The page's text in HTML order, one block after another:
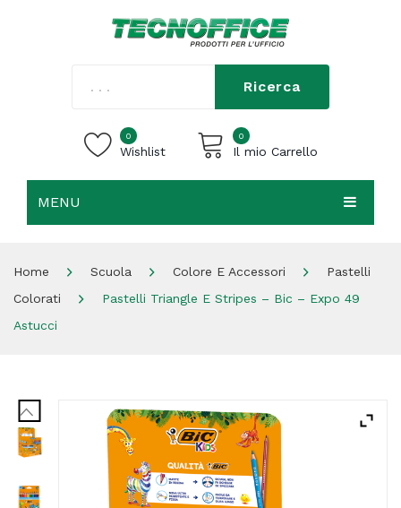
Ricerca
0
Wishlist
0
Il mio Carrello
MENU
SHOP
ACQUISTATI
ORDINI
Home Scuola Colore E Accessori
Pastelli
Colorati
Pastelli Triangle E Stripes – Bic – Expo 49
Astucci